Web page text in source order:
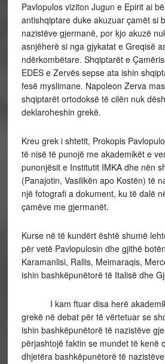
Pavlopulos viziton Jugun e Epirit ai
antishqiptare duke akuzuar çamët si
nazistëve gjermanë, por kjo akuzë
asnjëherë si nga gjykatat e Greqisë
ndërkombëtare. Shqiptarët e
EDES e Zervës sepse ata ishin
fesë myslimane. Napoleon Zerva
shqiptarët ortodoksë të cilën nuk
deklaroheshin grekë.
Kreu grek i shtetit, Prokopis
të nisë të punojë me akademikët e
punonjësit e Institutit IMKA dhe nën
(Panajotin, Vasilikën apo Kostën) të
një fotografi a dokument, ku të dalë
çamëve me gjermanët.
Kurse në të kundërt është shumë
për vetë Pavlopulosin dhe gjithë
Karamanlisi, Rallis, Meimaraqis,
ishin bashkëpunëtorë të Italisë dhe
I kam ftuar disa herë
grekë në debat për të vërtetuar se
ishin bashkëpunëtorë të nazistëve
përjashtojë faktin se mundet të kenë
dhjetëra bashkëpunëtorë të